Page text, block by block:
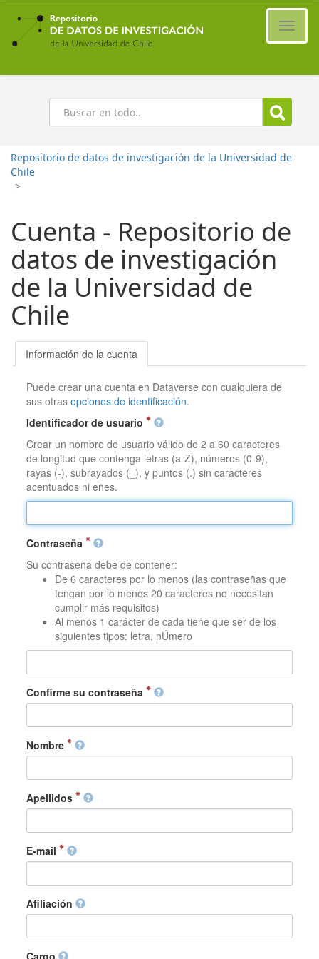
Ir
contenido
principal
Buscar
Repositorio de datos de investigación de la Universidad de
Chile
>
Cuenta - Repositorio de
datos de investigación
de la Universidad de
Chile
Información de la cuenta
Puede crear una cuenta en Dataverse con cualquiera de
sus otrasopciones de identificación.
Identificador de usuario
Crear un nombre de usuario válido de 2 a 60 caracteres
de longitud que contenga letras (a-Z), números (0-9),
rayas (-), subrayados (_), y puntos (.) sin caracteres
acentuados ni eñes.
Contraseña
Su contraseña debe de contener:
De 6 caracteres por lo menos (las contraseñas que
tengan por lo menos 20 caracteres no necesitan
cumplir más requisitos)
Al menos 1 carácter de cada tiene que ser de los
siguientes tipos: letra, nÚmero
Confirme su contraseña
Nombre
Apellidos
E-mail
Afiliación
Cargo